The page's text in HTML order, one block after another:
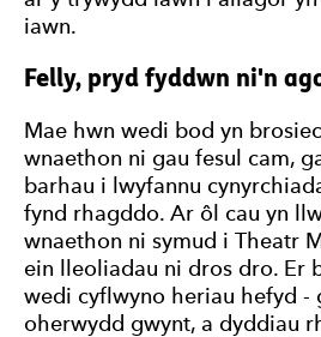
iawn.
Felly, pryd fyddwn ni'n
Mae hwn wedi bod yn
wnaethon ni gau fesul cam,
barhau i lwyfannu
fynd rhagddo. Ar ôl cau yn
wnaethon ni symud i Theatr
ein lleoliadau ni dros dro. Er
wedi cyflwyno heriau hefyd -
oherwydd gwynt, a dyddiau